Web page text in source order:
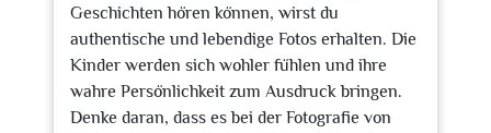
Geschichten hören können, wirst du
authentische und lebendige Fotos erhalten. Die
Kinder werden sich wohler fühlen und ihre
wahre Persönlichkeit zum Ausdruck bringen.
Denke daran, dass es bei der Fotografie von